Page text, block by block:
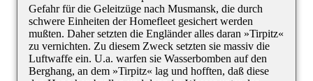
Gefahr für die Geleitzüge nach Musmansk, die durch
schwere Einheiten der Homefleet gesichert werden
mußten. Daher setzten die Engländer alles daran »Tirpitz«
zu vernichten. Zu diesem Zweck setzten sie massiv die
Luftwaffe ein. U.a. warfen sie Wasserbomben auf den
Berghang, an dem »Tirpitz« lag und hofften, daß diese